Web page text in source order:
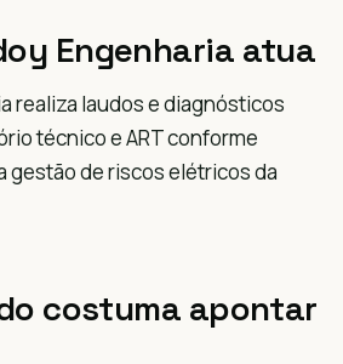
Engenharia atua
realiza laudos e diagnósticos
técnico e ART conforme
gestão de riscos elétricos da
costuma apontar